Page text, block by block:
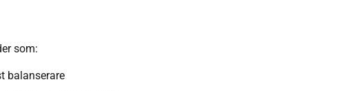
som:
balanserare